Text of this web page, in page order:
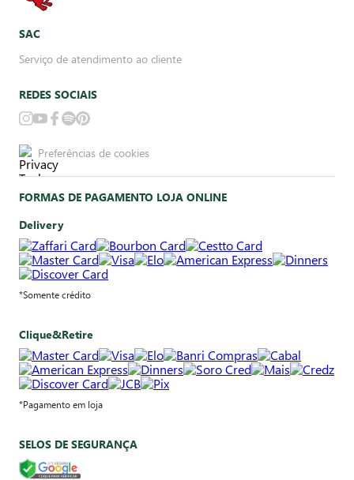
SAC
Serviço de atendimento ao cliente
REDES SOCIAIS
Preferências de cookies
FORMAS DE PAGAMENTO LOJA ONLINE
Delivery
*Somente crédito
Clique&Retire
*Pagamento em loja
SELOS DE SEGURANÇA